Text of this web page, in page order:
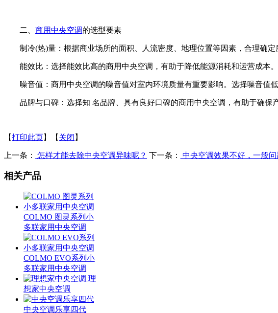
二、 商用中央空调的选型要素
制冷(热)量：根据商业场所的面积、人流密度、地理位置等因素，合理确定
能效比：选择能效比高的商用中央空调，有助于降低能源消耗和运营成本。
噪音值：商用中央空调的噪音值对室内环境质量有重要影响。选择噪音值低
品牌与口碑：选择知 名品牌、具有良好口碑的商用中央空调，有助于确保
【打印此页】【 关闭 】
上一条： 怎样才能去除中央空调异味呢？ 下一条： 中央空调效果不好，一般问
相关产品
COLMO 图灵系列小
多联家用中央空调
COLMO EVO系列小
多联家用中央空调
理
想家中央空调
中央空调乐享四代